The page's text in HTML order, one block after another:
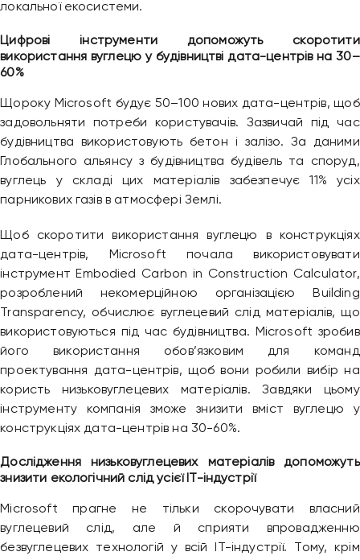
локальної екосистеми.
Цифрові інструменти допоможуть скоротити
використання вуглецю у будівництві дата-центрів на 30–
60%
Щороку Microsoft будує 50–100 нових дата-центрів, щоб
задовольняти потреби користувачів. Зазвичай під час
будівництва використовують бетон і залізо. За даними
Глобального альянсу з будівництва будівель та споруд,
вуглець у складі цих матеріалів забезпечує 11% усіх
парникових газів в атмосфері Землі.
Щоб скоротити використання вуглецю в конструкціях
дата-центрів, Microsoft почала використовувати
інструмент Embodied Carbon in Construction Calculator,
розроблений некомерційною організацією Building
Transparency, обчислює вуглецевий слід матеріалів, що
використовуються під час будівництва. Microsoft зробив
його використання обов’язковим для команд
проектування дата-центрів, щоб вони робили вибір на
користь низьковуглецевих матеріалів. Завдяки цьому
інструменту компанія зможе знизити вміст вуглецю у
конструкціях дата-центрів на 30-60%.
Дослідження низьковуглецевих матеріалів допоможуть
знизити екологічний слід усієї ІТ-індустрії
Microsoft прагне не тільки скорочувати власний
вуглецевий слід, але й сприяти впровадженню
безвуглецевих технологій у всій ІТ-індустрії. Тому, крім
Привіт 👋, чим тобі допомогти?
Ми зазвичай відповідаємо дуже швидко